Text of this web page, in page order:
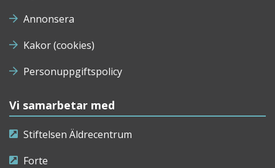
Annonsera
Kakor (cookies)
Personuppgiftspolicy
Vi samarbetar med
Stiftelsen Äldrecentrum
Forte